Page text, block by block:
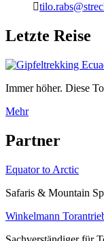
Letzte Reise
Immer höher. Diese
Mehr
Partner
Equator to Arctic
Safaris & Mountain
Winkelmann